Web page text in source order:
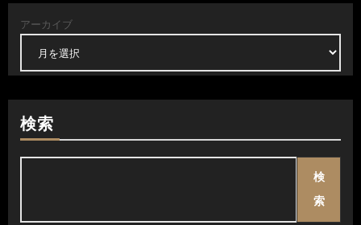
アーカイブ
検索
検
索